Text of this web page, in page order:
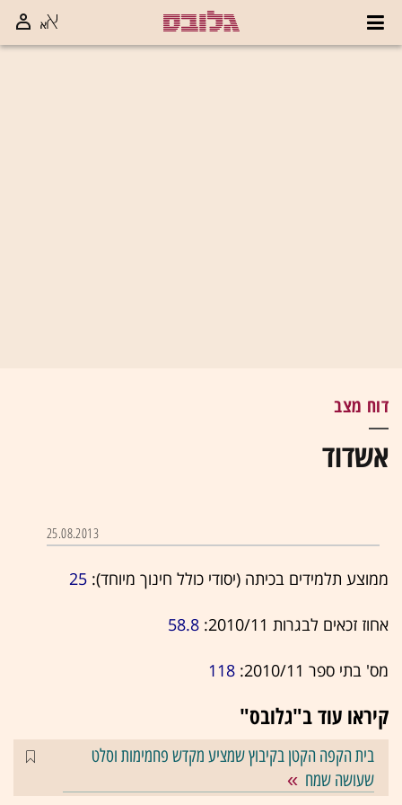
דוח מצב
אשדוד
25.08.2013
ממוצע תלמידים בכיתה (יסודי כולל חינוך מיוחד): 25
אחוז זכאים לבגרות 2010/11: 58.8
מס' בתי ספר 2010/11:
קיראו עוד ב"גלובס"
בית הקפה הקטן בקיבוץ שמציע מקדש פחמימות וסלט
שעושה שמח